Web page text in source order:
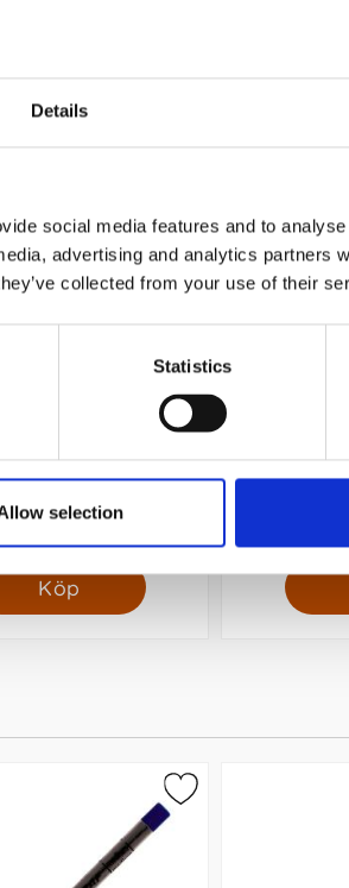
Details
social media features and to
advertising and analytics partners
collected from your use of their
Statistics
selection
köpte även
53x40 Svart
69 kr/st
Köp
Spel